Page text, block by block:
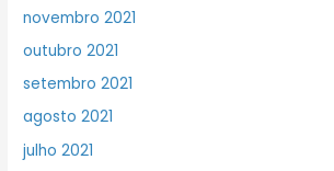
novembro 2021
outubro 2021
setembro 2021
agosto 2021
julho 2021